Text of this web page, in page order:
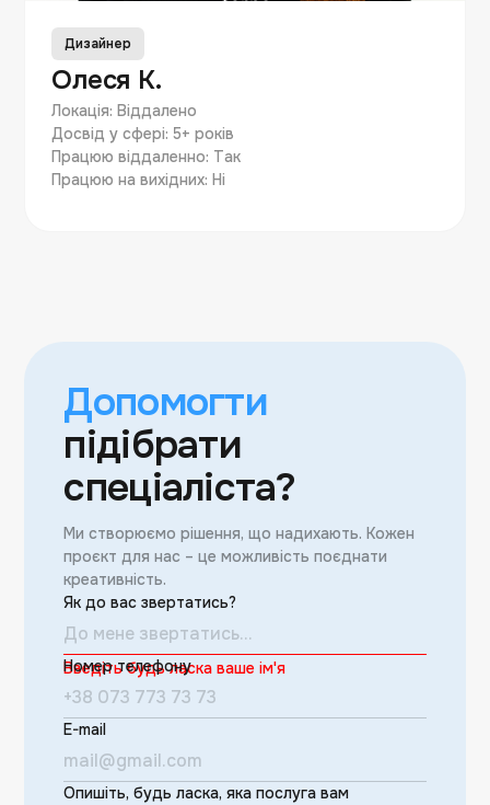
Дизайнер
Олеся К.
Локація: Віддалено
Досвід у сфері: 5+ років
Працюю віддаленно: Так
Працюю на вихідних: Ні
Допомогти
підібрати
спеціаліста?
Ми створюємо рішення, що надихають. Кожен
проєкт для нас – це можливість поєднати
креативність.
Як до вас звертатись?
Введіть будь ласка ваше ім'я
Номер телефону
E-mail
Опишіть, будь ласка, яка послуга вам